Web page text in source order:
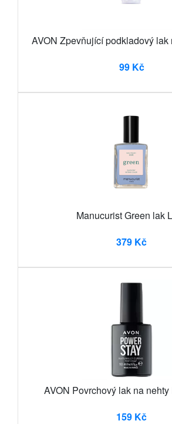
AVON Zpevňující podkladový lak
99 Kč
Manucurist Green lak
379 Kč
AVON Povrchový lak na
159 Kč